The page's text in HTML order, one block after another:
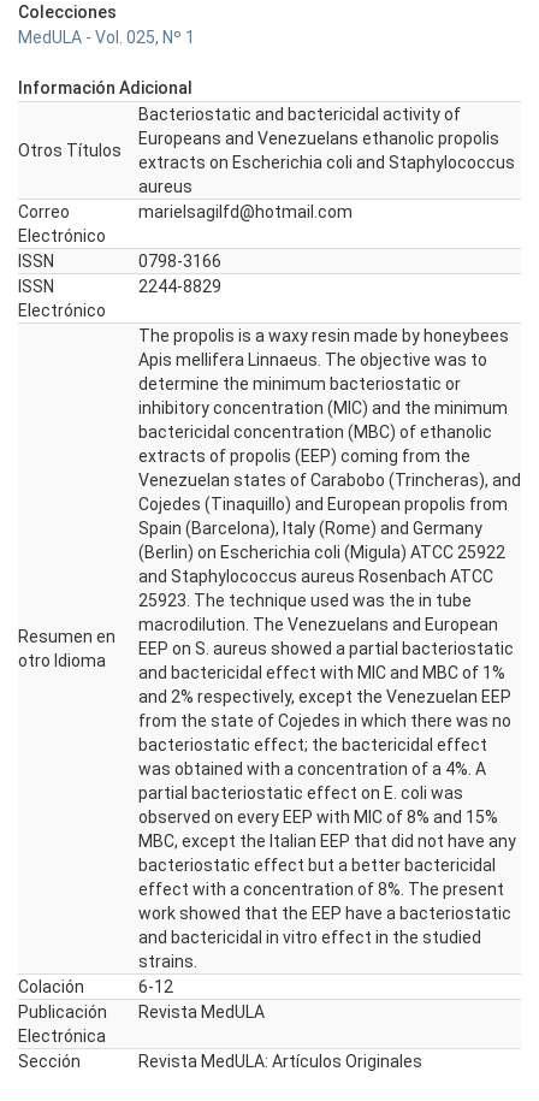
Colecciones
MedULA - Vol. 025, Nº 1
Información Adicional
Otros Títulos
Bacteriostatic and bactericidal activity of
Europeans and Venezuelans ethanolic propolis
extracts on Escherichia coli and Staphylococcus
aureus
Correo
Electrónico
marielsagilfd@hotmail.com
ISSN
0798-3166
ISSN
Electrónico
2244-8829
Resumen en
otro Idioma
The propolis is a waxy resin made by honeybees
Apis mellifera Linnaeus. The objective was to
determine the minimum bacteriostatic or
inhibitory concentration (MIC) and the minimum
bactericidal concentration (MBC) of ethanolic
extracts of propolis (EEP) coming from the
Venezuelan states of Carabobo (Trincheras), and
Cojedes (Tinaquillo) and European propolis from
Spain (Barcelona), Italy (Rome) and Germany
(Berlin) on Escherichia coli (Migula) ATCC 25922
and Staphylococcus aureus Rosenbach ATCC
25923. The technique used was the in tube
macrodilution. The Venezuelans and European
EEP on S. aureus showed a partial bacteriostatic
and bactericidal effect with MIC and MBC of 1%
and 2% respectively, except the Venezuelan EEP
from the state of Cojedes in which there was no
bacteriostatic effect; the bactericidal effect
was obtained with a concentration of a 4%. A
partial bacteriostatic effect on E. coli was
observed on every EEP with MIC of 8% and 15%
MBC, except the Italian EEP that did not have any
bacteriostatic effect but a better bactericidal
effect with a concentration of 8%. The present
work showed that the EEP have a bacteriostatic
and bactericidal in vitro effect in the studied
strains.
Colación
6-12
Publicación
Electrónica
Revista MedULA
Sección Revista MedULA: Artículos Originales